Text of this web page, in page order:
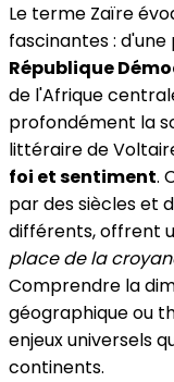
Le terme Zaïre
fascinantes :
République
de l'Afrique
profondément la
littéraire de
foi et sentiment.
par des siècles et
différents, offrent
place de la
Comprendre la
géographique ou
enjeux universels
continents.